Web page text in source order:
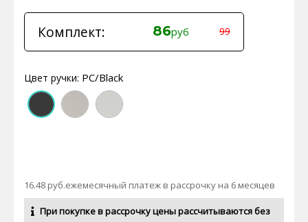
Комплект: 86руб 99
Цвет ручки: PC/Black
16.48 руб.ежемесячный платеж в рассрочку на 6 месяцев
При покупке в рассрочку цены рассчитываются без